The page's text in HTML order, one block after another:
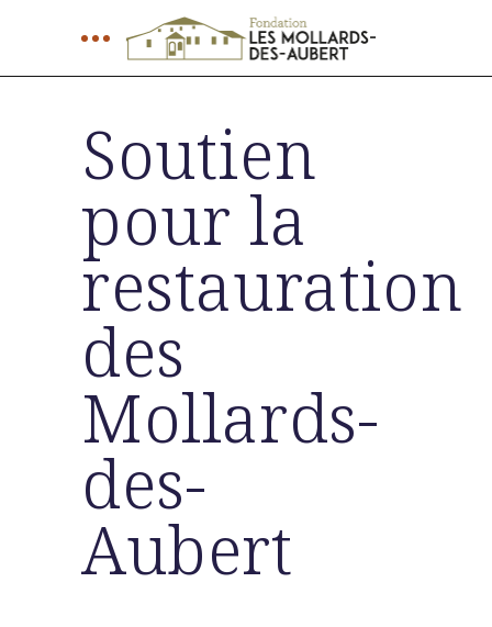
Soutien
pour la
restauration
des
Mollards-
des-
Aubert